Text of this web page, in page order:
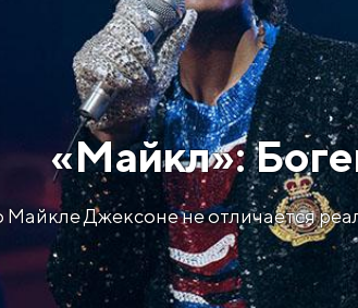
​«Майкл»:
Джексоне не отличается